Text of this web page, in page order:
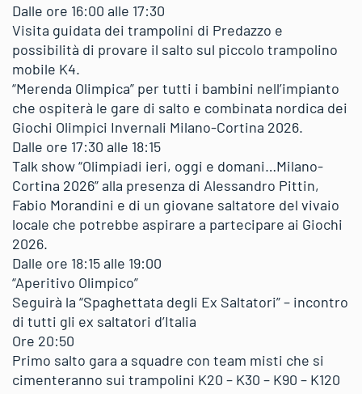
Dalle ore 16:00 alle 17:30
Visita guidata dei trampolini di Predazzo e
possibilità di provare il salto sul piccolo trampolino
mobile K4.
“Merenda Olimpica” per tutti i bambini nell’impianto
che ospiterà le gare di salto e combinata nordica dei
Giochi Olimpici Invernali Milano-Cortina 2026.
Dalle ore 17:30 alle 18:15
Talk show “Olimpiadi ieri, oggi e domani…Milano-
Cortina 2026” alla presenza di Alessandro Pittin,
Fabio Morandini e di un giovane saltatore del vivaio
locale che potrebbe aspirare a partecipare ai Giochi
2026.
Dalle ore 18:15 alle 19:00
“Aperitivo Olimpico”
Seguirà la “Spaghettata degli Ex Saltatori” – incontro
di tutti gli ex saltatori d’Italia
Ore 20:50
Primo salto gara a squadre con team misti che si
cimenteranno sui trampolini K20 – K30 – K90 – K120